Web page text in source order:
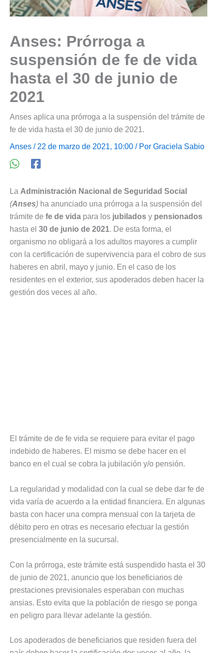
Anses: Prórroga a
suspensión de fe de vida
hasta el 30 de junio de
2021
Anses aplica una prórroga a la suspensión del trámite de
fe de vida hasta el 30 de junio de 2021.
Anses / 22 de marzo de 2021, 10:00 / Por Graciela Sabio
La Administración Nacional de Seguridad Social
(Anses) ha anunciado una prórroga a la suspensión del
trámite de fe de vida para los jubilados y pensionados
hasta el 30 de junio de 2021. De esta forma, el
organismo no obligará a los adultos mayores a cumplir
con la certificación de supervivencia para el cobro de sus
haberes en abril, mayo y junio. En el caso de los
residentes en el exterior, sus apoderados deben hacer la
gestión dos veces al año.
El trámite de de fe vida se requiere para evitar el pago
indebido de haberes. El mismo se debe hacer en el
banco en el cual se cobra la jubilación y/o pensión.
La regularidad y modalidad con la cual se debe dar fe de
vida varía de acuerdo a la entidad financiera. En algunas
basta con hacer una compra mensual con la tarjeta de
débito pero en otras es necesario efectuar la gestión
presencialmente en la sucursal.
Con la prórroga, este trámite está suspendido hasta el 30
de junio de 2021, anuncio que los beneficiarios de
prestaciones previsionales esperaban con muchas
ansias. Esto evita que la población de riesgo se ponga
en peligro para llevar adelante la gestión.
Los apoderados de beneficiarios que residen fuera del